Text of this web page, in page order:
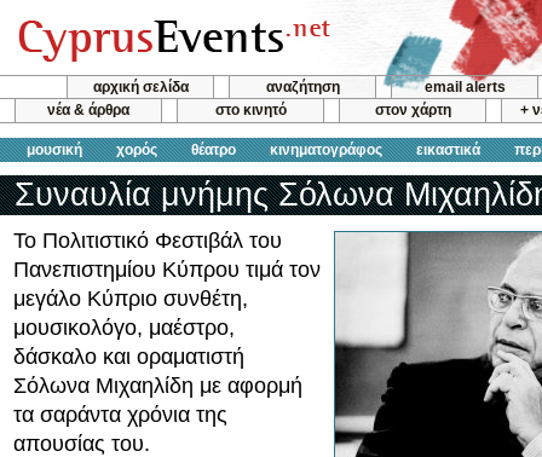
αρχική σελίδα αναζήτηση
email alerts
νέα & άρθρα
στο κινητό στον χάρτη +
μουσική χορός θέατρο κινηματογράφος εικαστικά
Συναυλία μνήμης Σόλωνα
Το Πολιτιστικό Φεστιβάλ του
Πανεπιστημίου Κύπρου τιμά τον
μεγάλο Κύπριο συνθέτη,
μουσικολόγο, μαέστρο,
δάσκαλο και οραματιστή
Σόλωνα Μιχαηλίδη με αφορμή
τα σαράντα χρόνια της
απουσίας του.